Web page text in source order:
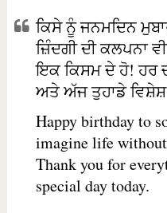
ਕਿਸੇ ਨੂੰ ਜਨਮਦਿਨ
ਜ਼ਿੰਦਗੀ ਦੀ ਕਲਪਨਾ
ਇਕ ਕਿਸਮ ਦੇ ਹੋ! ਹਰ
ਅਤੇ ਅੱਜ ਤੁਹਾਡੇ
Happy birthday to
imagine life
Thank you for
special day today.